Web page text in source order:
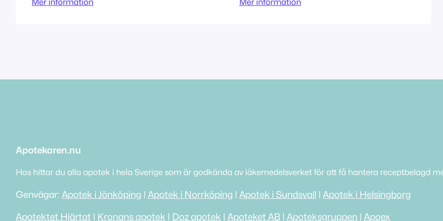
Tillståndet innehas av Apoteket AB
Ytterby Tillståndet innehas av
Apotekaren.nu
Hos hittar du alla apotek i hela Sverige som är godkända av läkemedelsverket för att få hantera receptbelagd
Genvägar: Apotek i Jönköping | Apotek i Norrköping | Apotek i Sundsvall | Apotek i Helsingborg
Apotektet Hjärtat | Kronans apotek | Doz apotek | Apoteket AB | Apoteksgruppen | Apoex